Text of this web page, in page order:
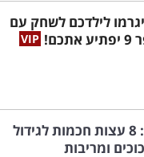
לילדכם לשחק עם
הורות כצוות: 8 עצות חכמות לגידול
ומריבות